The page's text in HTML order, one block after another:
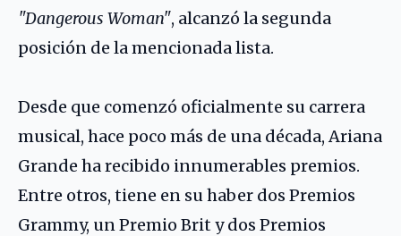
"Dangerous Woman", alcanzó la segunda
posición de la mencionada lista.
Desde que comenzó oficialmente su carrera
musical, hace poco más de una década, Ariana
Grande ha recibido innumerables premios.
Entre otros, tiene en su haber dos Premios
Grammy, un Premio Brit y dos Premios